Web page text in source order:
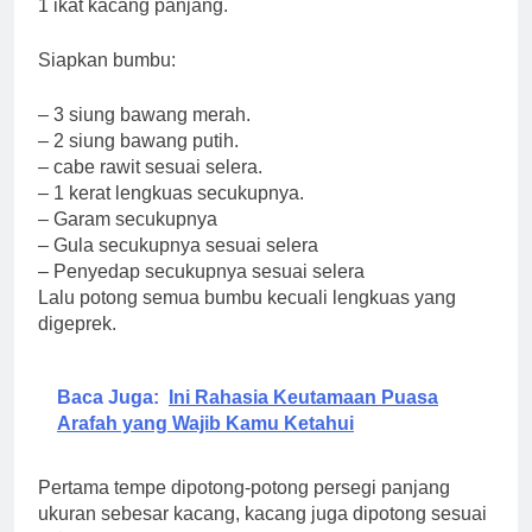
1 ikat kacang panjang.
Siapkan bumbu:
– 3 siung bawang merah.
– 2 siung bawang putih.
– cabe rawit sesuai selera.
– 1 kerat lengkuas secukupnya.
– Garam secukupnya
– Gula secukupnya sesuai selera
– Penyedap secukupnya sesuai selera
Lalu potong semua bumbu kecuali lengkuas yang
digeprek.
Baca Juga:
Ini Rahasia Keutamaan Puasa
Arafah yang Wajib Kamu Ketahui
Pertama tempe dipotong-potong persegi panjang
ukuran sebesar kacang, kacang juga dipotong sesuai